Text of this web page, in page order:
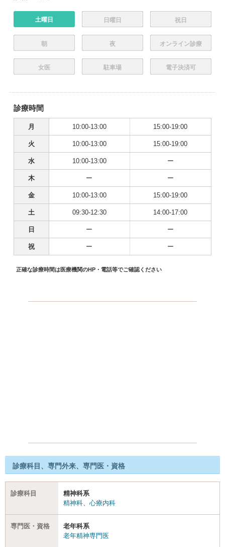
土曜日 日曜日 祝日
朝 夜 オンライン診療
女医 駐車場 電子決済可
診療時間
月 10:00-13:00 15:00-19:00
火 10:00-13:00 15:00-19:00
水 10:00-13:00 ー
木 ー ー
金 10:00-13:00 15:00-19:00
土 09:30-12:30 14:00-17:00
日 ー ー
祝 ー ー
正確な診療時間は医療機関のHP・電話等でご確認ください
診療科目、専門外来、専門医・資格
診療科目
精神科系
精神科
心療内科
専門医・資格
老年科系
老年精神専門医